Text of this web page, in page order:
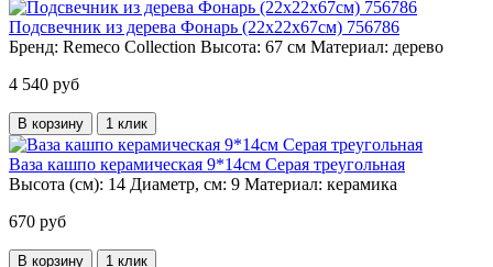
Подсвечник из дерева Фонарь (22х22х67см) 756786
Бренд: Remeco Collection Высота: 67 см Материал: дерево
4 540 руб
В корзину 1 клик
Ваза кашпо керамическая 9*14см Серая треугольная
Высота (см): 14 Диаметр, см: 9 Материал: керамика
670 руб
В корзину 1 клик